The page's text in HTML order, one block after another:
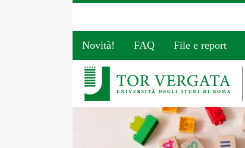
Novità! FAQ File e report